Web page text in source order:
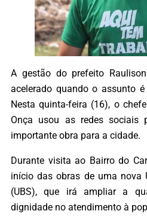
A gestão do prefeito
acelerado quando o assunto
Nesta quinta-feira (16), o
Onça usou as redes sociais
importante obra para a cidade.
Durante visita ao Bairro do
início das obras de uma nova
(UBS), que irá ampliar a
dignidade no atendimento à